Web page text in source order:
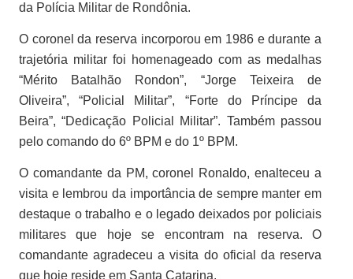
da Polícia Militar de Rondônia.
O coronel da reserva incorporou em 1986 e durante a
trajetória militar foi homenageado com as medalhas
“Mérito Batalhão Rondon”, “Jorge Teixeira de
Oliveira”, “Policial Militar”, “Forte do Príncipe da
Beira”, “Dedicação Policial Militar”. Também passou
pelo comando do 6º BPM e do 1º BPM.
O comandante da PM, coronel Ronaldo, enalteceu a
visita e lembrou da importância de sempre manter em
destaque o trabalho e o legado deixados por policiais
militares que hoje se encontram na reserva. O
comandante agradeceu a visita do oficial da reserva
que hoje reside em Santa Catarina.